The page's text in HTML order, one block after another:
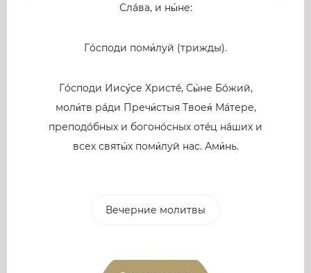
Слáва, и ны́не:
Гóсподи поми́луй (трижды).
Гóсподи Иису́се Христé, Сы́не Бóжий,
моли́тв рáди Пречи́стыя Твоея́ Мáтере,
преподóбных и богонóсных отéц нáших и
всех святы́х поми́луй нас. Ами́нь.
Вечерние молитвы